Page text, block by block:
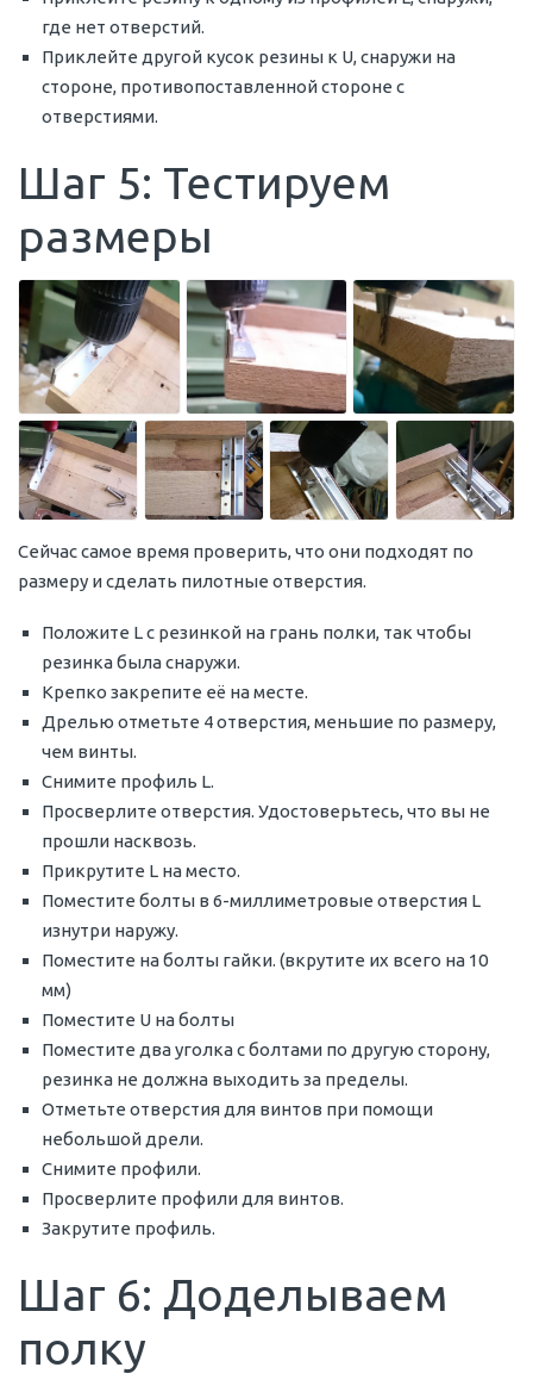
где нет отверстий.
Приклейте другой кусок резины к U, снаружи на
стороне, противопоставленной стороне с
отверстиями.
Шаг 5: Тестируем
размеры
Сейчас самое время проверить, что они подходят по
размеру и сделать пилотные отверстия.
Положите L с резинкой на грань полки, так чтобы
резинка была снаружи.
Крепко закрепите её на месте.
Дрелью отметьте 4 отверстия, меньшие по размеру,
чем винты.
Снимите профиль L.
Просверлите отверстия. Удостоверьтесь, что вы не
прошли насквозь.
Прикрутите L на место.
Поместите болты в 6-миллиметровые отверстия L
изнутри наружу.
Поместите на болты гайки. (вкрутите их всего на 10
мм)
Поместите U на болты
Поместите два уголка с болтами по другую сторону,
резинка не должна выходить за пределы.
Отметьте отверстия для винтов при помощи
небольшой дрели.
Снимите профили.
Просверлите профили для винтов.
Закрутите профиль.
Шаг 6: Доделываем
полку